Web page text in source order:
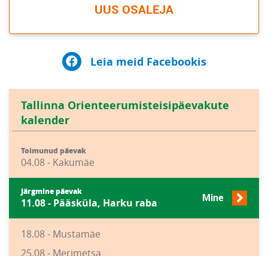
UUS OSALEJA
Leia meid Facebookis
Tallinna Orienteerumisteisipäevakute
kalender
Toimunud päevak
04.08 - Kakumäe
Järgmine päevak
11.08 - Pääsküla, Harku raba Mine
18.08 - Mustamäe
25.08 - Merimetsa